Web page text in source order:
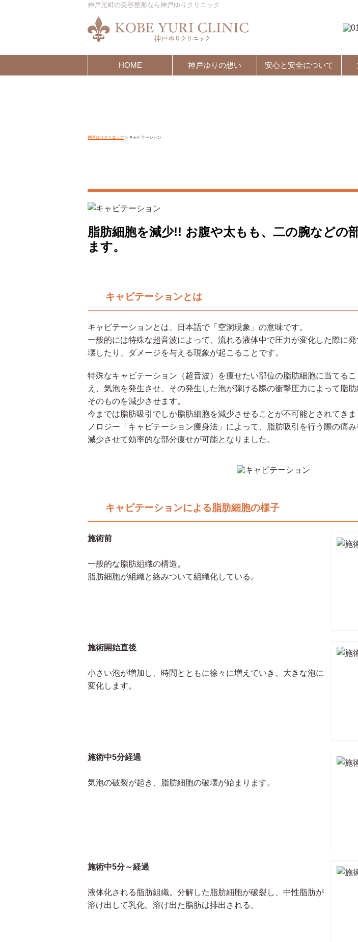
神戸元町の美容整形なら神戸ゆりクリニック
HOME 神戸ゆりの想い 安心と安全について
神戸ゆりクリニック > キャビテーション
脂肪細胞を減少!! お腹や太もも、二の腕などの
ます。
キャビテーションとは
キャビテーションとは、日本語で「空洞現象」の意味です。
一般的には特殊な超音波によって、流れる液体中で圧力が変化した際に
壊したり、ダメージを与える現象が起こることです。
特殊なキャビテーション（超音波）を痩せたい部位の脂肪細胞に当てる
え、気泡を発生させ、その発生した泡が弾ける際の衝撃圧力によって脂
そのものを減少させます。
今までは脂肪吸引でしか脂肪細胞を減少させることが不可能とされてき
ノロジー「キャビテーション痩身法」によって、脂肪吸引を行う際の痛
減少させて効率的な部分痩せが可能となりました。
キャビテーションによる脂肪細胞の様子
施術前
一般的な脂肪組織の構造。
脂肪細胞が組織と絡みついて組織化している。
施術開始直後
小さい泡が増加し、時間とともに徐々に増えていき、大きな泡に
変化します。
施術中5分経過
気泡の破裂が起き、脂肪細胞の破壊が始まります。
施術中5分～経過
液体化される脂肪組織。分解した脂肪細胞が破裂し、中性脂肪が
溶け出して乳化。溶け出た脂肪は排出される。